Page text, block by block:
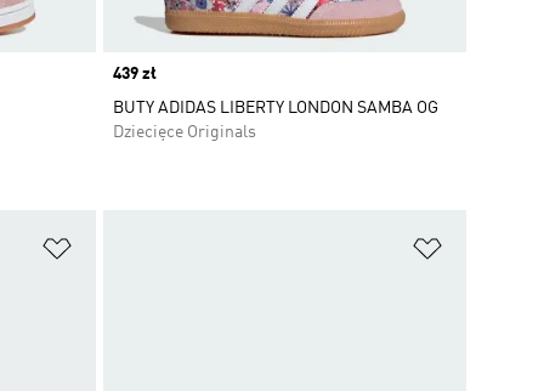
Price
439 zł
BUTY ADIDAS LIBERTY LONDON SAMBA OG
Dziecięce Originals